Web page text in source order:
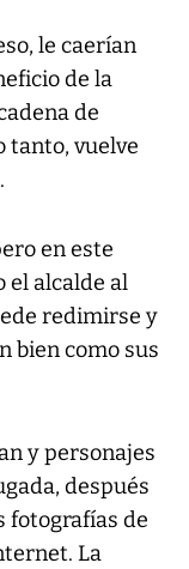
le caerían
de la
de
tanto, vuelve
en este
el alcalde al
redimirse y
bien como sus
y personajes
después
fotografías de
La